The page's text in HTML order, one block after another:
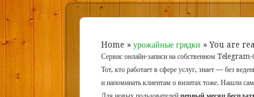
Home »урожайные грядки » You are
Сервис онлайн-записи на собственном Telegram-
Тот, кто работает в сфере услуг, знает — без
и напоминать клиентам о визитах тоже. Нашли